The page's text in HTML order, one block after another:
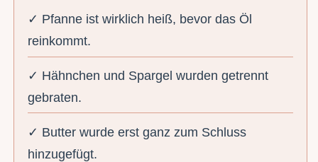
✓ Pfanne ist wirklich heiß, bevor das Öl
reinkommt.
✓ Hähnchen und Spargel wurden getrennt
gebraten.
✓ Butter wurde erst ganz zum Schluss
hinzugefügt.